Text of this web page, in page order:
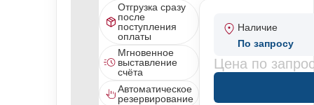
Отгрузка сразу
после
поступления
оплаты
Мгновенное
выставление
счёта
Автоматическое
резервирование
Наличие
По запросу
Цена по